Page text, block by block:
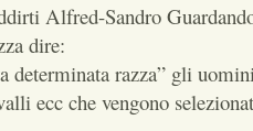
Alfred-Sandro
dire:
determinata razza” gli
ecc che vengono